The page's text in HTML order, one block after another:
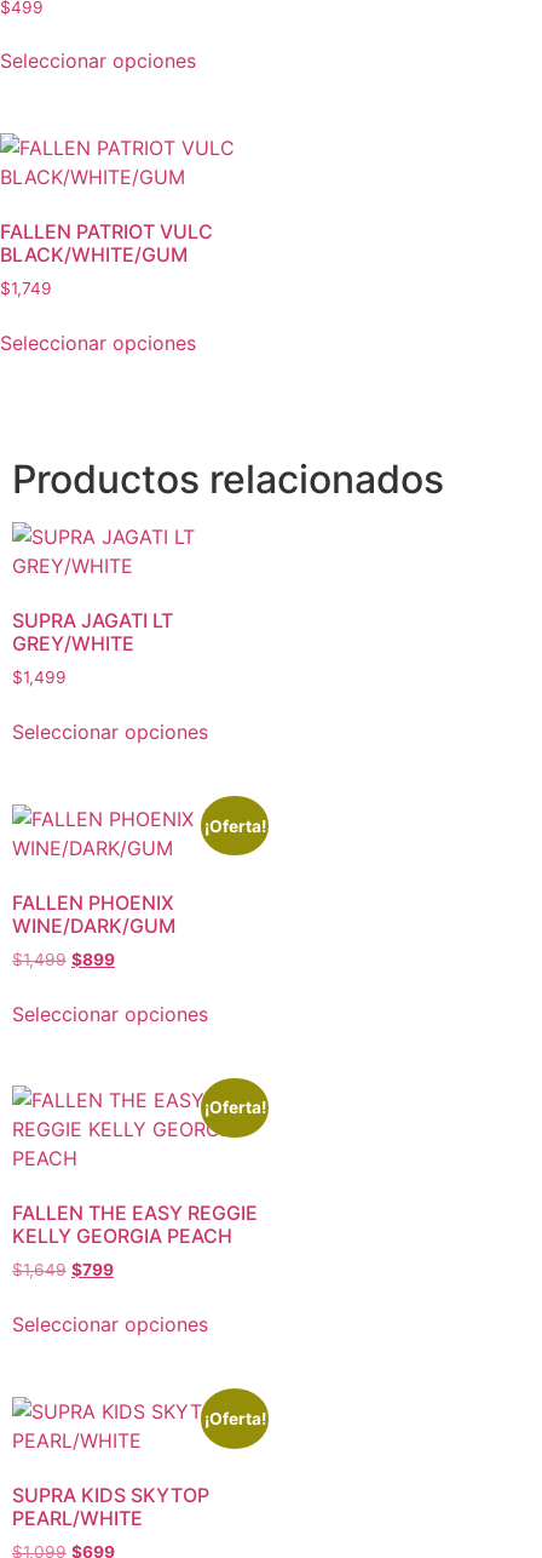
$499
Seleccionar opciones
FALLEN PATRIOT VULC
BLACK/WHITE/GUM
$1,749
Seleccionar opciones
Productos relacionados
SUPRA JAGATI LT
GREY/WHITE
$1,499
Seleccionar opciones
¡Oferta!
FALLEN PHOENIX
WINE/DARK/GUM
$1,499 $899
Seleccionar opciones
¡Oferta!
FALLEN THE EASY REGGIE
KELLY GEORGIA PEACH
$1,649 $799
Seleccionar opciones
¡Oferta!
SUPRA KIDS SKYTOP
PEARL/WHITE
$1,099 $699